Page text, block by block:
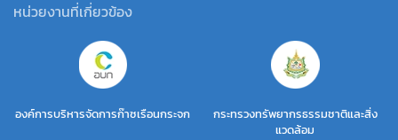
หน่วยงานที่เกี่ยวข้อง
องค์การบริหารจัดการก๊าซเรือนกระจก
กระทรวงทรัพยากรธรรมชาติและสิ่ง
แวดล้อม